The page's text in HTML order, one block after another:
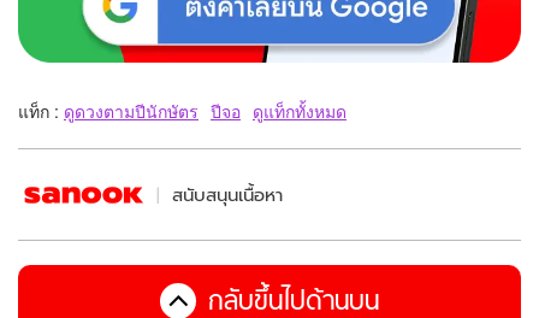
แท็ก : ดูดวงตามปีนักษัตร ปีจอ ดูแท็กทั้งหมด
สนับสนุนเนื้อหา
กลับขึ้นไปด้านบน